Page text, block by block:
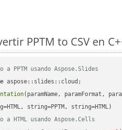
PPTM to CSV en
PPTM usando Aspose.Slides
aspose::slides::cloud;
(paramName, paramFormat,
HTML usando Aspose.Cells